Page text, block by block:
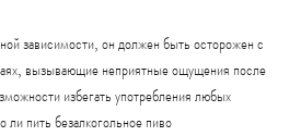
зависимости, он должен быть осторожен с
вызывающие неприятные ощущения после
избегать употребления любых
ли пить безалкогольное пиво